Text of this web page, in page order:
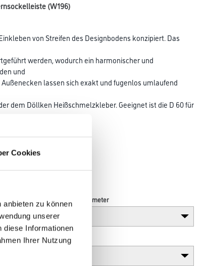
Cookies
anbieten zu können
unserer
diese Informationen
Ihrer Nutzung
(W196)
von Streifen des Designbodens konzipiert. Das
werden, wodurch ein harmonischer und
und
lassen sich exakt und fugenlos umlaufend
dem Döllken Heißschmelzkleber. Geeignet ist die D 60 für
Länge in centimeter
Gebinde